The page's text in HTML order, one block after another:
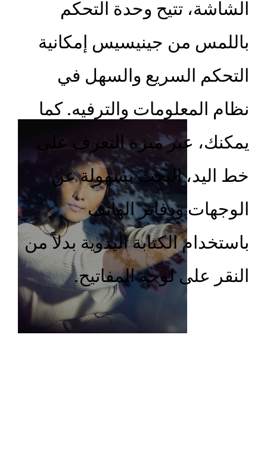
الشاشة، تتيح وحدة التحكم
باللمس من جينيسيس إمكانية
التحكم السريع والسهل في
نظام المعلومات والترفيه. كما
يمكنك، عبر ميزة التعرف على
خط اليد، البحث بسهولة عن
الوجهات ودفاتر الهاتف
باستخدام الكتابة اليدوية بدلاً من
النقر على لوحة المفاتيح.